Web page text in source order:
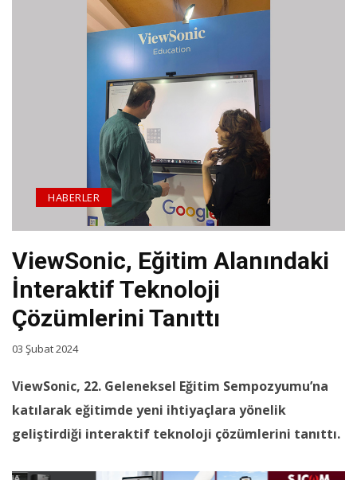
ViewSonic, Eğitim Alanındaki
İnteraktif Teknoloji
Çözümlerini Tanıttı
HABERLER
03 Şubat 2024
ViewSonic, 22. Geleneksel Eğitim Sempozyumu’na
katılarak eğitimde yeni ihtiyaçlara yönelik
geliştirdiği interaktif teknoloji çözümlerini tanıttı.